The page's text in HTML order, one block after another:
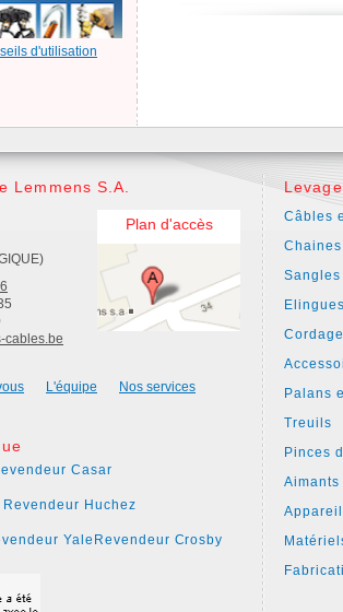
d'utilisation
Lemmens S.A.
Plan d'accès
cables.be
L'équipe Nos services
Casar
Revendeur Huchez
Yale Revendeur Crosby
Câbles
Palans
Treuils
Pinces